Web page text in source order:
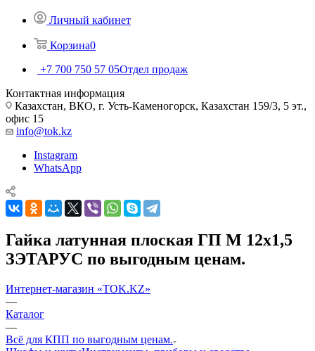
Личный кабинет
Корзина0
+7 700 750 57 05Отдел продаж
Контактная информация
Казахстан, ВКО, г. Усть-Каменогорск, Казахстан 159/3, 5 эт.,
офис 15
info@tok.kz
Instagram
WhatsApp
Гайка латунная плоская ГП М 12х1,5
ЗЭТАРУС по выгодным ценам.
Интернет-магазин «TOK.KZ»
—
Каталог
—
Всё для КПП по выгодным ценам.